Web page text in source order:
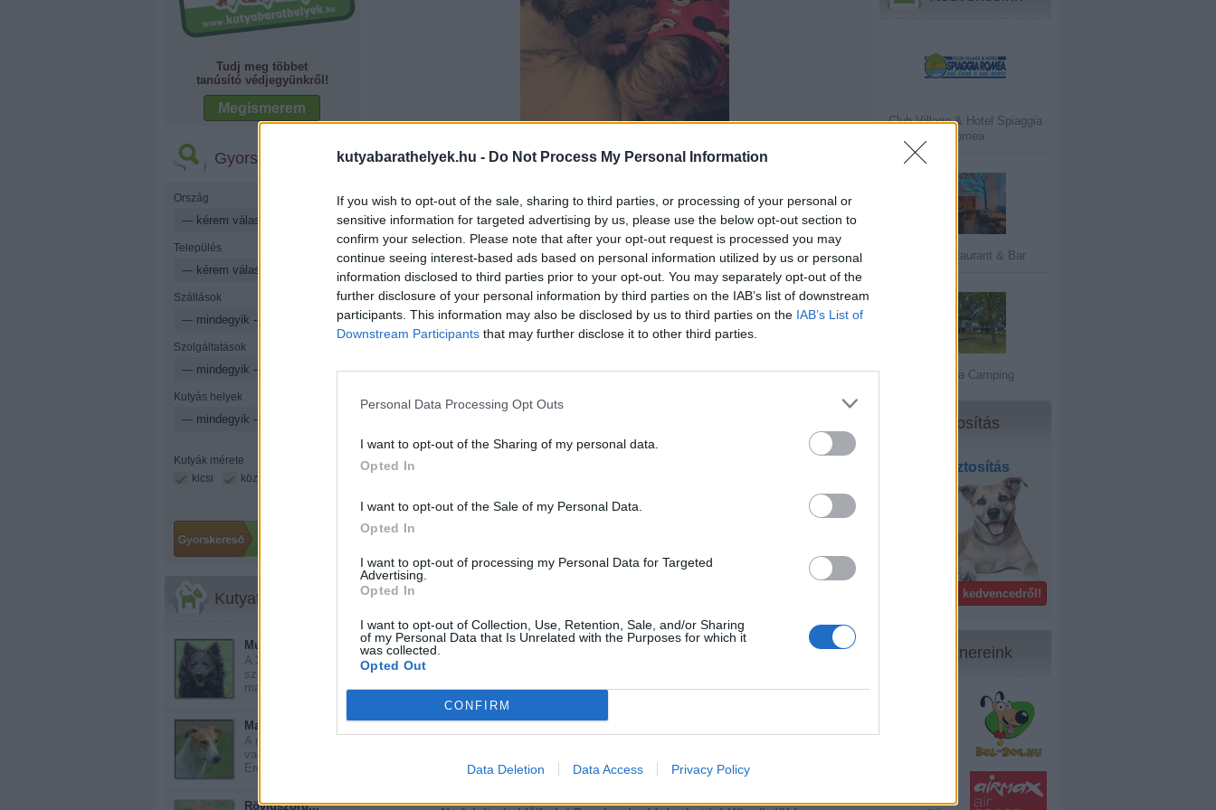
kutyabarathelyek.hu - Do Not Process My Personal Information
If you wish to opt-out of the sale, sharing to third parties, or processing of your personal or
sensitive information for targeted advertising by us, please use the below opt-out section to
confirm your selection. Please note that after your opt-out request is processed you may
continue seeing interest-based ads based on personal information utilized by us or personal
information disclosed to third parties prior to your opt-out. You may separately opt-out of the
further disclosure of your personal information by third parties on the IAB’s list of downstream
participants. This information may also be disclosed by us to third parties on the IAB’s List of
Downstream Participants that may further disclose it to other third parties.
Personal Data Processing Opt Outs
I want to opt-out of the Sharing of my personal data.
Opted In
I want to opt-out of the Sale of my Personal Data.
Opted In
I want to opt-out of processing my Personal Data for Targeted
Advertising.
Opted In
I want to opt-out of Collection, Use, Retention, Sale, and/or Sharing
of my Personal Data that Is Unrelated with the Purposes for which it
was collected.
Opted Out
CONFIRM
Data Deletion Data Access Privacy Policy
Tudj meg többet
tanúsító védjegyünkről!
Megismerem
Gyorskereső
Ország
Település
Szállások
Szolgáltatások
Kutyás helyek
Kutyák mérete
kicsi
közepes
Kutyatár
Mudi
A XVIII-XIX.
században
magyarországi ...
Magyar agár
A magyar agár ősi
vadászkutya.
Eredet...
Rövidszőrű...
Még több Galéria ...28 29 30 31 32 33 34 35 36 37 38...
Club Village & Hotel Spiaggia
Romea
Szék Restaurant & Bar
Mirabella Camping
Biztosítás
Kisállat biztosítás
Gondoskodj kedvencedről!
Partnereink